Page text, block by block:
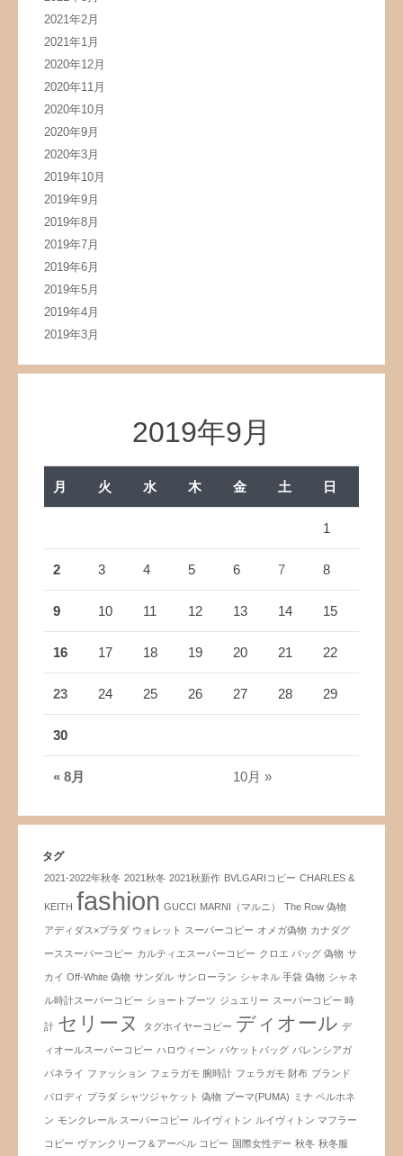
2021年2月
2021年1月
2020年12月
2020年11月
2020年10月
2020年9月
2020年3月
2019年10月
2019年9月
2019年8月
2019年7月
2019年6月
2019年5月
2019年4月
2019年3月
2019年9月
月 火 水 木 金 土 日
« 8月 10月 »
1
2 3 4 5 6 7 8
9 10 11 12 13 14 15
16 17 18 19 20 21 22
23 24 25 26 27 28 29
30
タグ
2021-2022年秋冬 2021秋冬 2021秋新作 BVLGARIコピー CHARLES &
KEITH fashion GUCCI MARNI（マルニ） The Row 偽物
アディダス×プラダ ウォレット スーパーコピー オメガ偽物 カナダグ
ーススーパーコピー カルティエスーパーコピー クロエ バッグ 偽物 サ
カイ Off-White 偽物 サンダル サンローラン シャネル 手袋 偽物 シャネ
ル時計スーパーコピー ショートブーツ ジュエリー スーパーコピー 時
計 セリーヌ タグホイヤーコピー ディオール デ
ィオールスーパーコピー ハロウィーン バケットバッグ バレンシアガ
パネライ ファッション フェラガモ 腕時計 フェラガモ 財布 ブランド
パロディ プラダ シャツジャケット 偽物 プーマ(PUMA) ミナ ペルホネ
ン モンクレール スーパーコピー ルイヴィトン ルイヴィトン マフラー
コピー ヴァンクリーフ＆アーペル コピー 国際女性デー 秋冬 秋冬服